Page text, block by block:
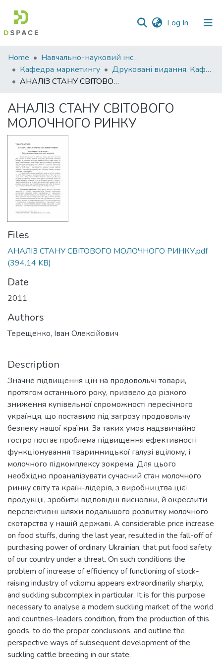
Log In (current)
Communities
&
Collections
Statistics
Home
Навчально-науковий інститут економіки, управління, права та інформаційних технологій
Кафедра маркетингу
Друковані видання. Кафедра маркетингу
АНАЛІЗ СТАНУ СВІТОВОГО МОЛОЧНОГО РИНКУ
АНАЛІЗ СТАНУ СВІТОВОГО
МОЛОЧНОГО РИНКУ
Files
АНАЛІЗ СТАНУ СВІТОВОГО МОЛОЧНОГО РИНКУ.pdf
(394.14 KB)
Date
2011
Authors
Терещенко, Іван Олексійович
Description
Значне підвищення цін на продовольчі товари,
протягом останнього року, призвело до різкого
зниження купівельної спроможності пересічного
українця, що поставило під загрозу продовольчу
безпеку нашої країни. За таких умов надзвичайно
гостро постає проблема підвищення ефективності
функціонування тваринницької галузі вцілому, і
молочного підкомплексу зокрема. Для цього
необхідно проаналізувати сучасний стан молочного
ринку світу та країн-лідерів, з виробництва цієї
продукції, зробити відповідні висновки, й окреслити
перспективні шляхи подальшого розвитку молочного
скотарства у нашій державі. A considerable price increase
on food stuffs, during the last year, resulted in the fall-off of
purchasing power of ordinary Ukrainian, that put food safety
of our country under a threat. On such conditions the
problem of increase of efficiency of functioning of stock-
raising industry of vcilomu appears extraordinarily sharply,
and suckling subcomplex in particular. It is for this purpose
necessary to analyse a modern suckling market of the world
and countries-leaders condition, from the production of this
goods, to do the proper conclusions, and outline the
perspective ways of subsequent development of the
suckling cattle breeding in our state.